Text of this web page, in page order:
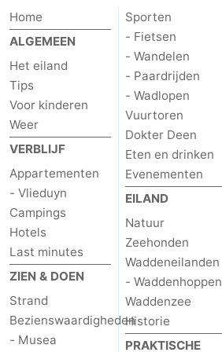
adressen
Regio
Friesland
-
Leeuwarden
Waddeneilanden
-
Schiermonnikoog
Ameland
-
Terschelling
-
Texel
Weer
Contact
Home
ALGEMEEN
Het eiland
Tips
Voor kinderen
Weer
VERBLIJF
Appartementen
- Vlieduyn
Campings
Hotels
Last minutes
ZIEN & DOEN
Strand
Bezienswaardigheden
- Musea
Sporten
- Fietsen
- Wandelen
- Paardrijden
- Wadlopen
Vuurtoren
Dokter Deen
Eten en drinken
Evenementen
EILAND
Natuur
Zeehonden
Waddeneilanden
- Waddenhoppen
Waddenzee
Historie
PRAKTISCHE